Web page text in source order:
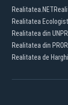
Realitatea.NET
Realitatea
Realitatea din UNPR
Realitatea din PRO
Realitatea de